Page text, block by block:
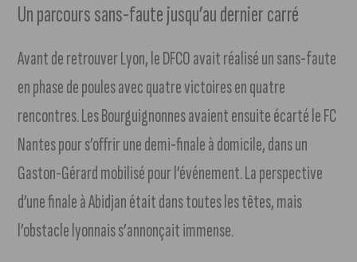
Un parcours sans-faute jusqu’au dernier carré
Avant de retrouver Lyon, le DFCO avait réalisé un sans-faute
en phase de poules avec quatre victoires en quatre
rencontres. Les Bourguignonnes avaient ensuite écarté le FC
Nantes pour s’offrir une demi-finale à domicile, dans un
Gaston-Gérard mobilisé pour l’événement. La perspective
d’une finale à Abidjan était dans toutes les têtes, mais
l’obstacle lyonnais s’annonçait immense.